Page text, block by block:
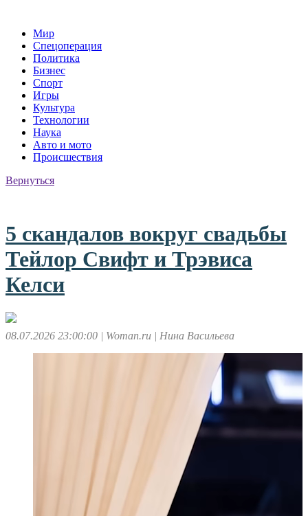
Мир
Спецоперация
Политика
Бизнес
Спорт
Игры
Культура
Технологии
Наука
Авто и мото
Происшествия
Вернуться
5 скандалов вокруг свадьбы
Тейлор Свифт и Трэвиса
Келси
08.07.2026 23:00:00 | Woman.ru | Нина Васильева